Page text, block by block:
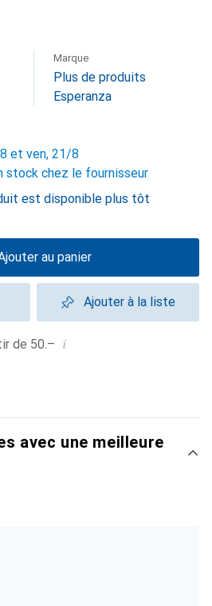
Marque
Plus de produits
Esperanza
et ven, 21/8
stock chez le fournisseur
est disponible plus tôt
au panier
Ajouter à la liste
de 50.– i
avec une meilleure